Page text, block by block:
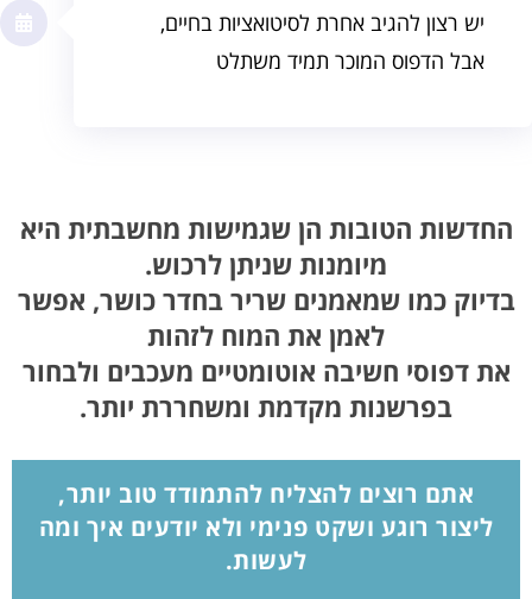
יש רצון להגיב אחרת לסיטואציות בחיים,
אבל הדפוס המוכר תמיד משתלט
החדשות הטובות הן שגמישות מחשבתית היא
מיומנות שניתן לרכוש.
בדיוק כמו שמאמנים שריר בחדר כושר, אפשר
לאמן את המוח לזהות
את דפוסי חשיבה אוטומטיים מעכבים ולבחור
בפרשנות מקדמת ומשחררת יותר.
אתם רוצים להצליח להתמודד טוב יותר,
ליצור רוגע ושקט פנימי ולא יודעים איך ומה
לעשות.